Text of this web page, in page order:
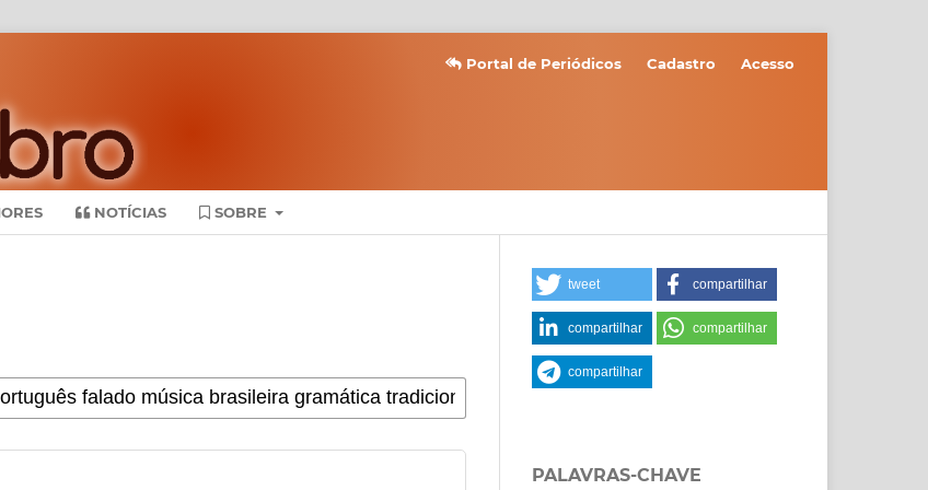
NOTÍCIAS SOBRE
Portal de Periódicos Cadastro Acesso
tweet compartilhar
compartilhar compartilhar
compartilhar
PALAVRAS-CHAVE